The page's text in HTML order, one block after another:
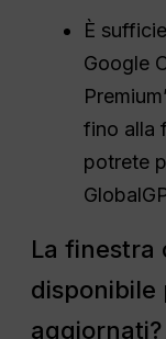
È
Google
fino alla
potrete
La finestra
aggiornati?